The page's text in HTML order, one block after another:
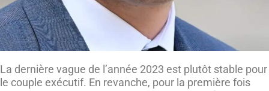
La dernière vague de l’année 2023 est plutôt stable pour
le couple exécutif. En revanche, pour la première fois